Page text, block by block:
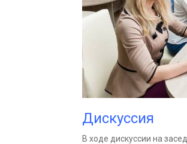
Дискуссия
В ходе дискуссии на